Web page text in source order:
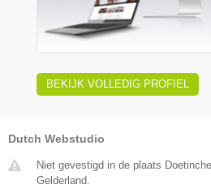
BEKIJK VOLLEDIG PROFIEL
Dutch Webstudio
Niet gevestigd in de plaats
Gelderland.